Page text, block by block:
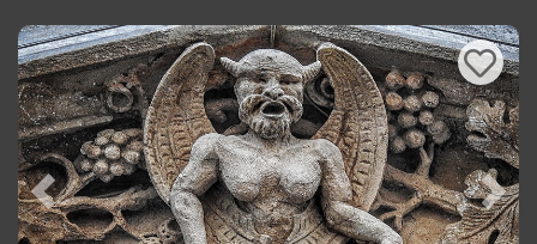
passionnantes sur le Montmartre méconnu !
Previous Next